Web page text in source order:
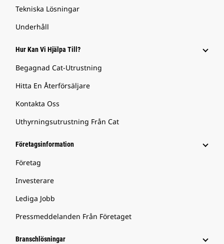
Tekniska Lösningar
Underhåll
Hur Kan Vi Hjälpa Till?
Begagnad Cat-Utrustning
Hitta En Återförsäljare
Kontakta Oss
Uthyrningsutrustning Från Cat
Företagsinformation
Företag
Investerare
Lediga Jobb
Pressmeddelanden Från Företaget
Branschlösningar